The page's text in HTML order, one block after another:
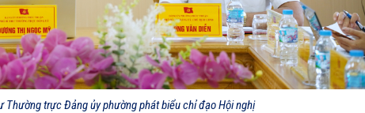
trực Đảng ủy phường phát biểu chỉ đạo Hội nghị